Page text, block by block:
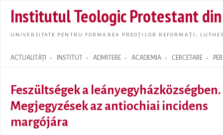
main
Institutul Teologic Protestant
UNIVERSITATE PENTRU FORMAREA PREOȚILOR REFORMAȚI,
ACTUALITĂȚI INSTITUT ADMITERE ACADEMIA CERCETARE
Search form
Feszültségek a leányegyházközségben.
Megjegyzések az antiochiai incidens
margójára